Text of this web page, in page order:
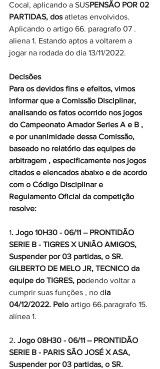
Cocal, aplicando a SUSPENSÃO POR 02
PARTIDAS, dos atletas envolvidos.
Aplicando o artigo 66. paragrafo 07 .
aliena 1. Estando aptos a voltarem a
jogar na rodada do dia 13/11/2022.
Decisões
Para os devidos fins e efeitos, vimos
informar que a Comissão Disciplinar,
analisando os fatos ocorrido nos jogos
do Campeonato Amador Series A e B ,
e por unanimidade dessa Comissão,
baseado no relatório das equipes de
arbitragem , especificamente nos jogos
citados e elencados abaixo e de acordo
com o Código Disciplinar e
Regulamento Oficial da competição
resolve:
1. Jogo 10H30 - 06/11 – PRONTIDÃO
SERIE B - TIGRES X UNIÃO AMIGOS,
Suspender por 03 partidas, o SR.
GILBERTO DE MELO JR, TECNICO da
equipe do TIGRES, podendo voltar a
cumprir suas funções , no dia
04/12/2022. Pelo artigo 66.paragrafo 15.
alínea 1.
2. Jogo 08H30 - 06/11 – PRONTIDÃO
SERIE B - PARIS SÃO JOSÉ X ASA,
Suspender por 03 partidas, o SR.